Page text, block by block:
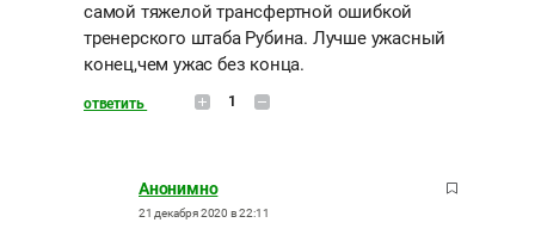
самой тяжелой трансфертной ошибкой
тренерского штаба Рубина. Лучше ужасный
конец,чем ужас без конца.
ответить 1
Анонимно
21 декабря 2020 в 22:11